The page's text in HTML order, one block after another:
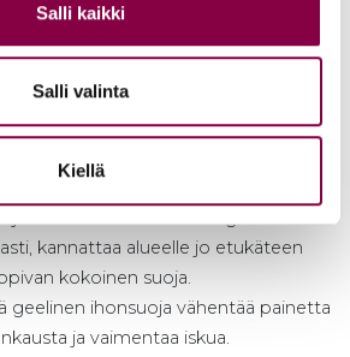
Salli kaikki
Salli valinta
Kiellä
jaloille tarkoitettua Footlogix-
kannattaa alueelle jo etukäteen
kokoinen suoja.
geelinen ihonsuoja vähentää painetta
ja vaimentaa iskua.